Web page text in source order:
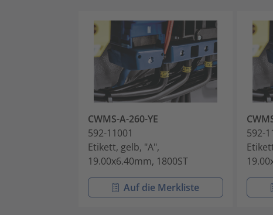
CWMS-A-260-YE
592-11001
Etikett, gelb, "A",
19.00x6.40mm, 1800ST
Auf die Merkliste
592-